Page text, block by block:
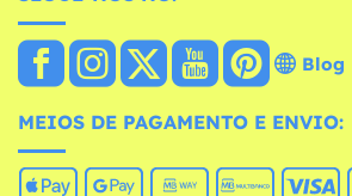
Blog
MEIOS DE PAGAMENTO E ENVIO: